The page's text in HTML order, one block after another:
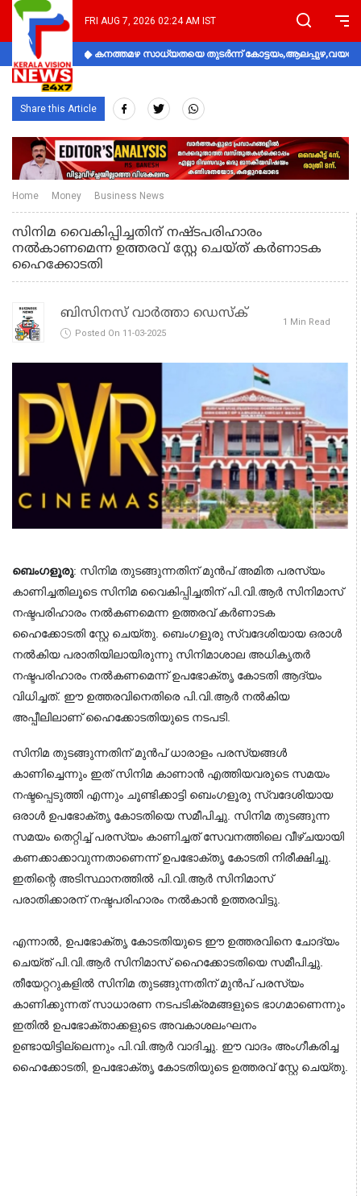
FRI AUG 7, 2026 02:24 AM IST
കനത്തമഴ സാധ്യതയെ തുടർന്ന്
Share this Article
Home Money Business News
സിനിമ വൈകിപ്പിച്ചതിന് നഷ്ടപരിഹാരം
നൽകാണമെന്ന ഉത്തരവ് സ്റ്റേ ചെയ്ത് കർണാടക
ഹൈക്കോടതി
ബിസിനസ് വാർത്താ ഡെസ്ക്
Posted On 11-03-2025
1 Min Read
ബെംഗളൂരു: സിനിമ തുടങ്ങുന്നതിന് മുൻപ് അമിത പരസ്യം
കാണിച്ചതിലൂടെ സിനിമ വൈകിപ്പിച്ചതിന് പി.വി.ആർ സിനിമാസ്
നഷ്ടപരിഹാരം നൽകണമെന്ന ഉത്തരവ് കർണാടക
ഹൈക്കോടതി സ്റ്റേ ചെയ്തു. ബെംഗളൂരു സ്വദേശിയായ ഒരാൾ
നൽകിയ പരാതിയിലായിരുന്നു സിനിമാശാല അധികൃതർ
നഷ്ടപരിഹാരം നൽകണമെന്ന് ഉപഭോക്തൃ കോടതി ആദ്യം
വിധിച്ചത്. ഈ ഉത്തരവിനെതിരെ പി.വി.ആർ നൽകിയ
അപ്പീലിലാണ് ഹൈക്കോടതിയുടെ നടപടി.
സിനിമ തുടങ്ങുന്നതിന് മുൻപ് ധാരാളം പരസ്യങ്ങൾ
കാണിച്ചെന്നും ഇത് സിനിമ കാണാൻ എത്തിയവരുടെ സമയം
നഷ്ടപ്പെടുത്തി എന്നും ചൂണ്ടിക്കാട്ടി ബെംഗളൂരു സ്വദേശിയായ
ഒരാൾ ഉപഭോക്തൃ കോടതിയെ സമീപിച്ചു. സിനിമ തുടങ്ങുന്ന
സമയം തെറ്റിച്ച് പരസ്യം കാണിച്ചത് സേവനത്തിലെ വീഴ്ചയായി
കണക്കാക്കാവുന്നതാണെന്ന് ഉപഭോക്തൃ കോടതി നിരീക്ഷിച്ചു.
ഇതിന്റെ അടിസ്ഥാനത്തിൽ പി.വി.ആർ സിനിമാസ്
പരാതിക്കാരന് നഷ്ടപരിഹാരം നൽകാൻ ഉത്തരവിട്ടു.
എന്നാൽ, ഉപഭോക്തൃ കോടതിയുടെ ഈ ഉത്തരവിനെ ചോദ്യം
ചെയ്ത് പി.വി.ആർ സിനിമാസ് ഹൈക്കോടതിയെ സമീപിച്ചു.
തീയേറ്ററുകളിൽ സിനിമ തുടങ്ങുന്നതിന് മുൻപ് പരസ്യം
കാണിക്കുന്നത് സാധാരണ നടപടിക്രമങ്ങളുടെ ഭാഗമാണെന്നും
ഇതിൽ ഉപഭോക്താക്കളുടെ അവകാശലംഘനം
ഉണ്ടായിട്ടില്ലെന്നും പി.വി.ആർ വാദിച്ചു. ഈ വാദം അംഗീകരിച്ച
ഹൈക്കോടതി, ഉപഭോക്തൃ കോടതിയുടെ ഉത്തരവ് സ്റ്റേ ചെയ്തു.